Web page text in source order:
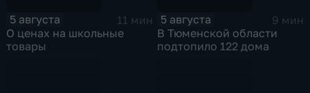
5 августа
11 мин
О ценах на школьные
товары
5 августа
9 мин
В Тюменской области
подтопило 122 дома